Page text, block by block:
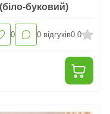
буковий)
0 0 відгуків0.0